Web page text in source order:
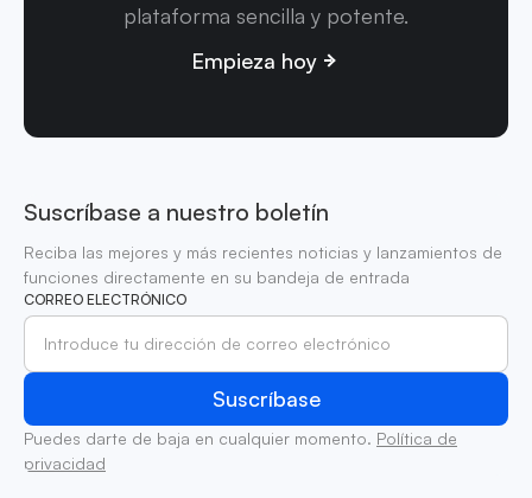
plataforma sencilla y potente.
Empieza hoy
Suscríbase a nuestro boletín
Reciba las mejores y más recientes noticias y lanzamientos de
funciones directamente en su bandeja de entrada
CORREO ELECTRÓNICO
Puedes darte de baja en cualquier momento. Política de
privacidad